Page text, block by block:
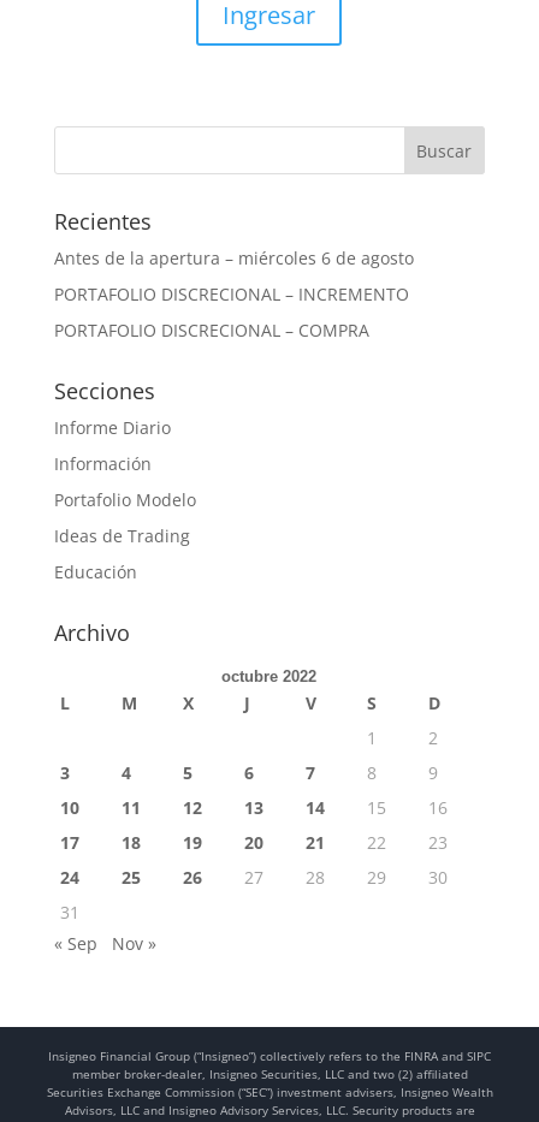
Ingresar
Recientes
Antes de la apertura – miércoles 6 de agosto
PORTAFOLIO DISCRECIONAL – INCREMENTO
PORTAFOLIO DISCRECIONAL – COMPRA
Secciones
Informe Diario
Información
Portafolio Modelo
Ideas de Trading
Educación
Archivo
octubre 2022
L M X J V S
D
1
2
3
4 5 6 7 8
9
10
11 12 13 14 15
16
17
18 19 20 21 22
23
24
25 26 27 28 29
30
31
« Sep
Nov »
Insigneo Financial Group (“Insigneo”) collectively refers to the FINRA and SIPC
member broker-dealer, Insigneo Securities, LLC and two (2) affiliated
Securities Exchange Commission (“SEC”) investment advisers, Insigneo Wealth
Advisors, LLC and Insigneo Advisory Services, LLC. Security products are